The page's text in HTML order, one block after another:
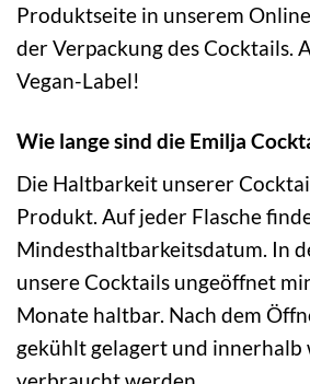
Produktseite in unserem
der Verpackung des Cocktails.
Vegan-Label!
Wie lange sind die Emilja
Die Haltbarkeit unserer
Produkt. Auf jeder Flasche
Mindesthaltbarkeitsdatum. In
unsere Cocktails ungeöffnet
Monate haltbar. Nach dem
gekühlt gelagert und innerhalb